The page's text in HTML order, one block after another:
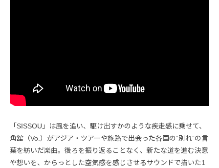
「SISSOU」は風を追い、駆け出すかのような疾走感に乗せて、
角舘（Vo.）がアジア・ツアーや旅路で出会った各国の“別れ”の言
葉を紡いだ楽曲。後ろを振り返ることなく、新たな道を進む決意
や想いを、からっとした空気感を感じさせるサウンドで描いた1